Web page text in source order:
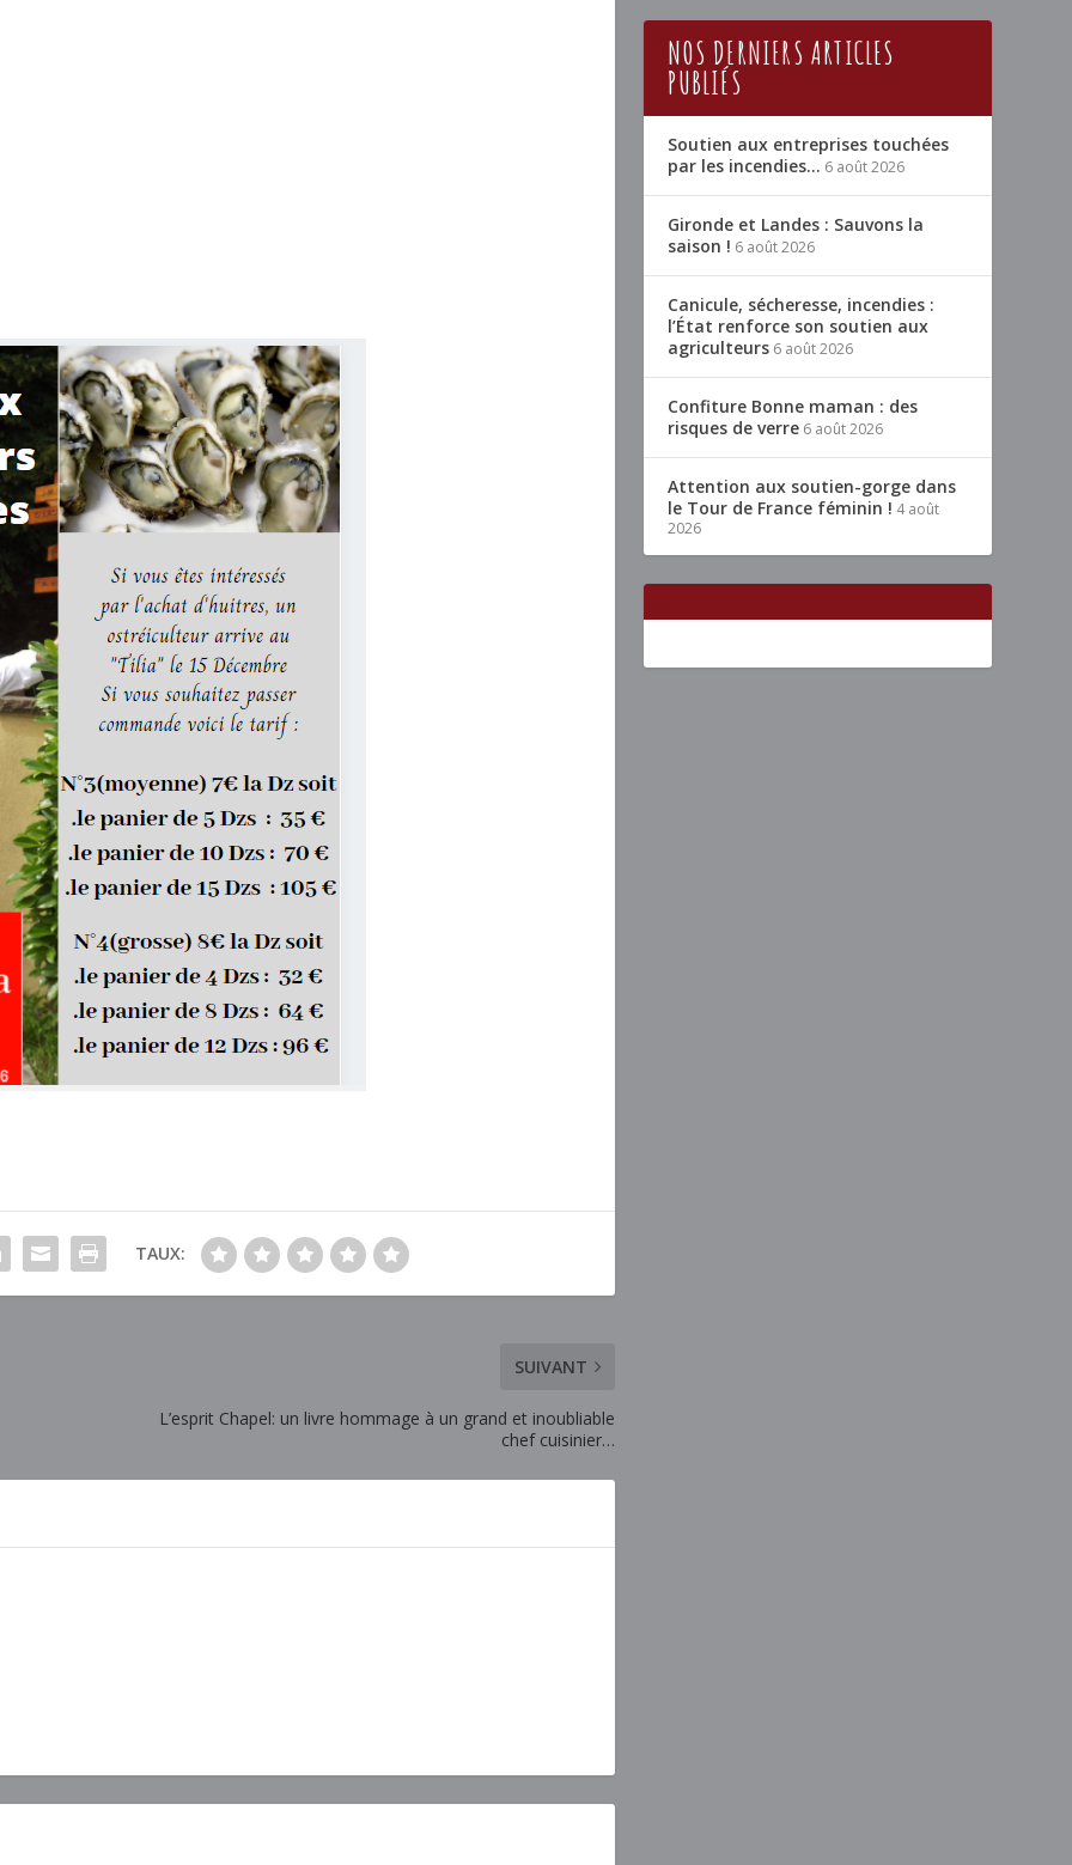
TAUX:
SUIVANT
L’esprit Chapel: un livre hommage à un grand et inoubliable
chef cuisinier…
NOS DERNIERS ARTICLES
PUBLIÉS
Soutien aux entreprises touchées
par les incendies… 6 août 2026
Gironde et Landes : Sauvons la
saison ! 6 août 2026
Canicule, sécheresse, incendies :
l’État renforce son soutien aux
agriculteurs 6 août 2026
Confiture Bonne maman : des
risques de verre 6 août 2026
Attention aux soutien-gorge dans
le Tour de France féminin ! 4 août
2026